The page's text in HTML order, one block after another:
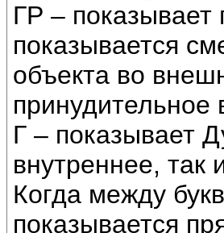
ГР – показывает
показывается
объекта во
Г – показывает
внутреннее, так
Когда между
показывается